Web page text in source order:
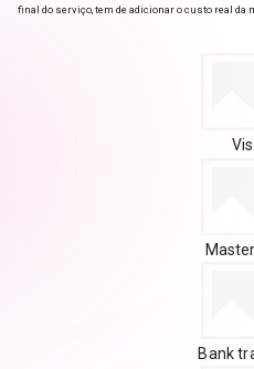
final do serviço, tem de adicionar o custo real da
Bank